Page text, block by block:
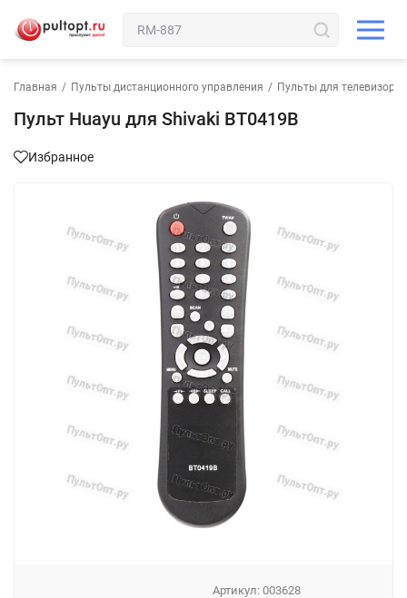
Главная / Пульты дистанционного управления / Пульты для телевизора
Пульт Huayu для Shivaki BT0419B
Избранное
Артикул: 003628